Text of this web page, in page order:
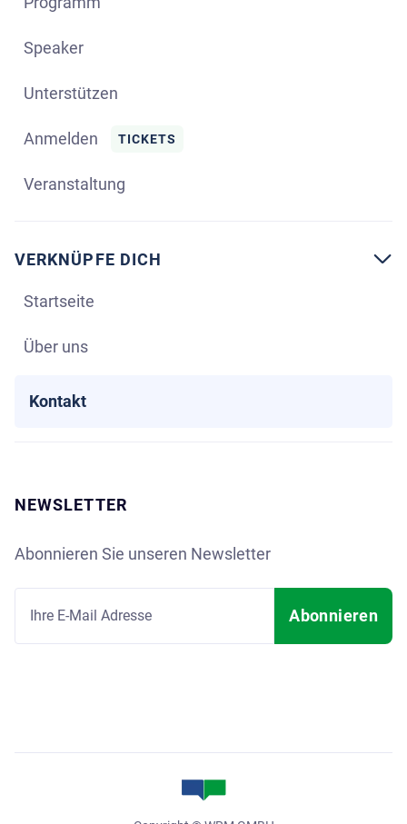
Speaker
Unterstützen
Anmelden TICKETS
Veranstaltung
VERKNÜPFE DICH 
Startseite
Über uns
Kontakt
NEWSLETTER
Abonnieren Sie unseren Newsletter